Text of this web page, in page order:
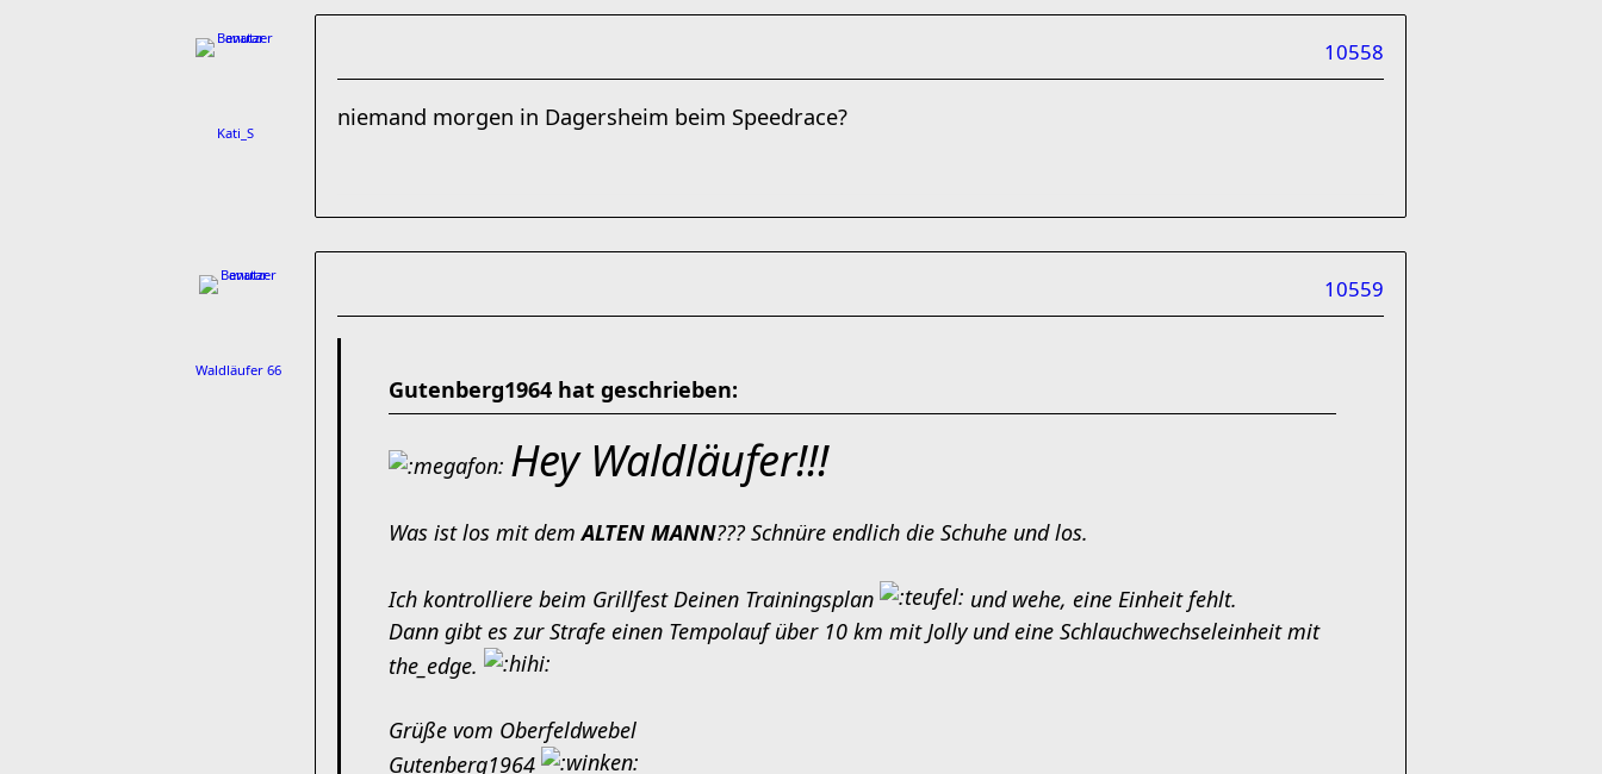
Kati_S
10558
niemand morgen in Dagersheim beim Speedrace?
Waldläufer 66
10559
Gutenberg1964 hat geschrieben:
Hey Waldläufer!!!
Was ist los mit demALTEN MANN??? Schnüre endlich die Schuhe und los.
Ich kontrolliere beim Grillfest Deinen Trainingsplan
und wehe, eine Einheit fehlt.
Dann gibt es zur Strafe einen Tempolauf über 10 km mit Jolly und eine Schlauchwechseleinheit mit
the_edge.
Grüße vom Oberfeldwebel
Gutenberg1964